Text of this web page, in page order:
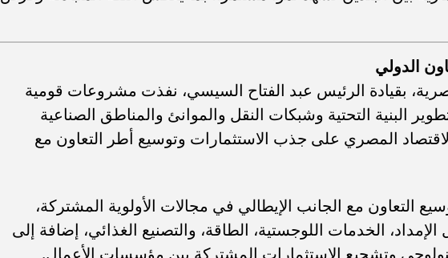
الدولي
بقيادة الرئيس عبد الفتاح السيسي، نفذت مشروعات قومية
البنية التحتية وشبكات النقل والموانئ والمناطق الصناعية
المصري على جذب الاستثمارات وتوسيع أطر التعاون مع
التعاون مع الجانب الإيطالي في مجالات الأولوية المشتركة،
الخدمات اللوجستية، الطاقة، والتصنيع الغذائي، إضافة إلى
وتشجيع الاستثمارات المشتركة بين مؤسسات الأعمال.